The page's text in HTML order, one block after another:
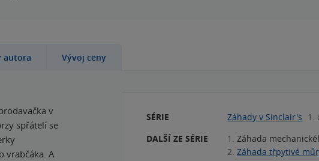
autora Vývoj ceny
v
spřátelí se
vrabčáka. A
SÉRIE Záhady v Sinclair's 1.
DALŠÍ ZE SÉRIE
1. Záhada
2. Záhada třpytivé